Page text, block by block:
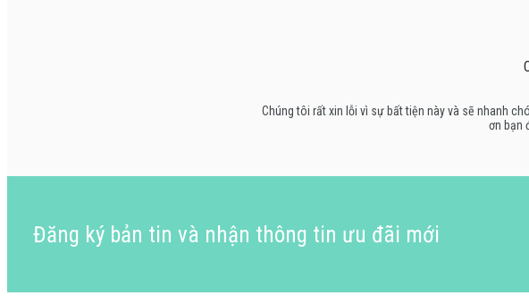
Chúng tôi rất xin lỗi vì sự bất tiện này và sẽ nhanh
ơn bạn
Đăng ký bản tin và nhận thông tin ưu đãi mới